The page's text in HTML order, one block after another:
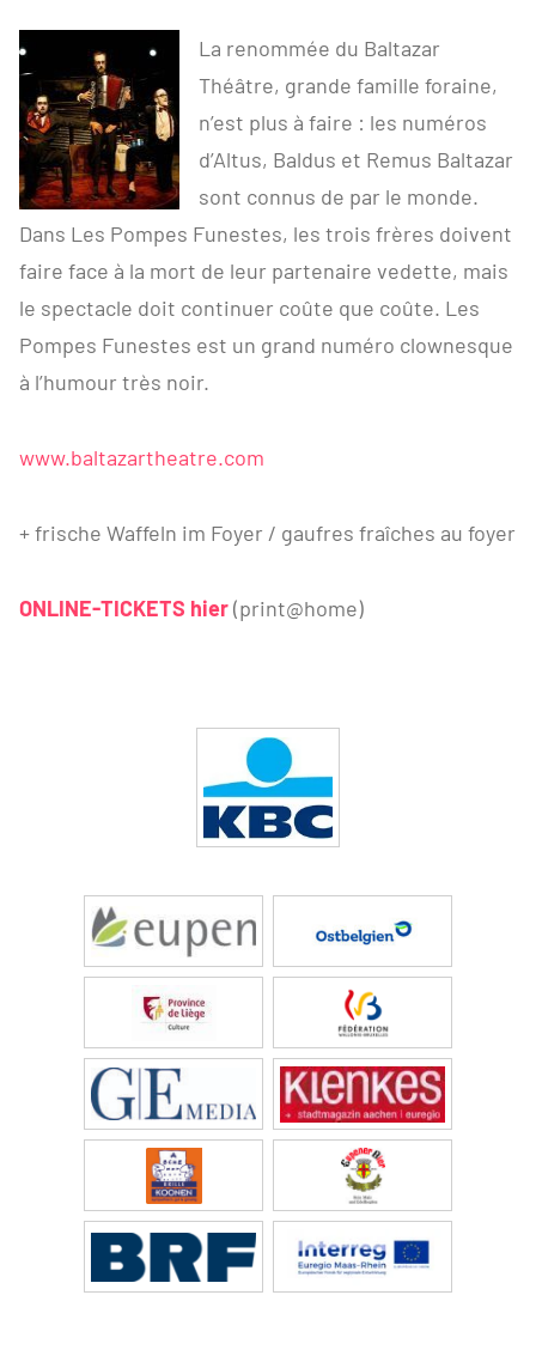
La renommée du Baltazar
Théâtre, grande famille foraine,
n’est plus à faire : les numéros
d’Altus, Baldus et Remus Baltazar
sont connus de par le monde.
Dans Les Pompes Funestes, les trois frères doivent
faire face à la mort de leur partenaire vedette, mais
le spectacle doit continuer coûte que coûte. Les
Pompes Funestes est un grand numéro clownesque
à l’humour très noir.
www.baltazartheatre.com
+ frische Waffeln im Foyer / gaufres fraîches au foyer
ONLINE-TICKETS hier(print@home)